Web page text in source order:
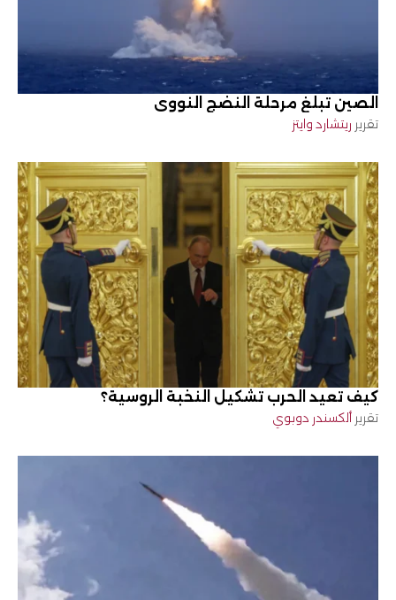
الصين تبلغ مرحلة النضج النووي
تقرير ريتشارد وايتز
كيف تعيد الحرب تشكيل النخبة الروسية؟
تقرير ألكسندر دوبوي